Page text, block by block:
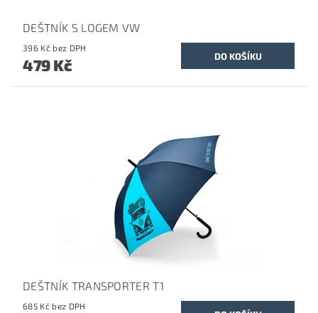
DEŠTNÍK S LOGEM VW
396 Kč bez DPH
479 Kč
DEŠTNÍK TRANSPORTER T1
685 Kč bez DPH